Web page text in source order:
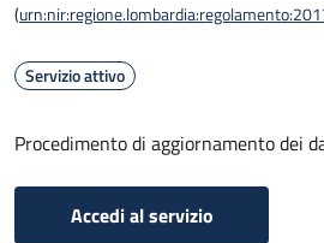
(
Servizio attivo
Procedimento di aggiornamento dei
Accedi al servizio